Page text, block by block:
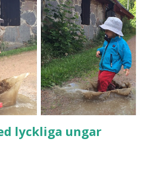
lyckliga ungar